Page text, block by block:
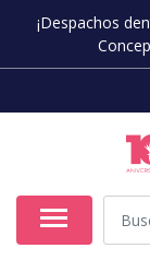
¡Despachos